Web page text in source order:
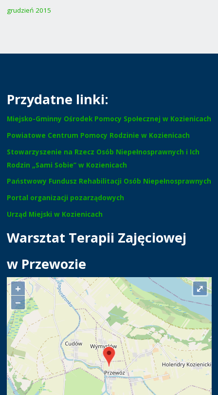
grudzień 2015
Przydatne linki:
Miejsko-Gminny Ośrodek Pomocy Społecznej w Kozienicach
Powiatowe Centrum Pomocy Rodzinie w Kozienicach
Stowarzyszenie na Rzecz Osób Niepełnosprawnych i Ich
Rodzin „Sami Sobie” w Kozienicach
Państwowy Fundusz Rehabilitacji Osób Niepełnosprawnych
Portal organizacji pozarządowych
Urząd Miejski w Kozienicach
Warsztat Terapii Zajęciowej
w Przewozie
+
−
⤢